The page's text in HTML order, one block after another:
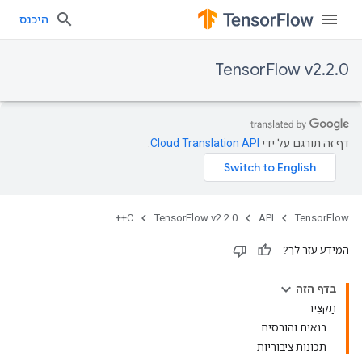
היכנס
TensorFlow v2.2.0
דף זה תורגם על ידי Cloud Translation API
TensorFlow
API
TensorFlow v2.2.0
C++
המידע עזר לך?
בדף הזה
תַקצִיר
בנאים והורסים
תכונות ציבוריות